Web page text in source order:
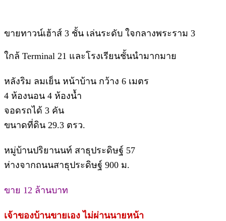
ขายทาวน์เฮ้าส์ 3 ชั้น เล่นระดับ ใจกลางพระราม 3
ใกล้ Terminal 21 และโรงเรียนชั้นนำมากมาย
หลังริม ลมเย็น หน้าบ้าน กว้าง 6 เมตร
4 ห้องนอน 4 ห้องน้ำ
จอดรถได้ 3 คัน
ขนาดที่ดิน 29.3 ตรว.
หมู่บ้านปริยานนท์ สาธุประดิษฐ์ 57
ห่างจากถนนสาธุประดิษฐ์ 900 ม.
ขาย 12 ล้านบาท
เจ้าของบ้านขายเอง ไม่ผ่านนายหน้า